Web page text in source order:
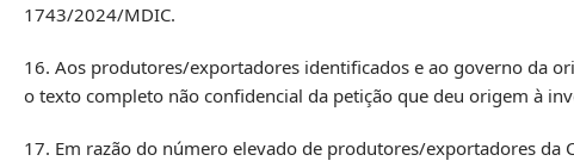
1743/2024/MDIC.
16. Aos produtores/exportadores identificados e ao governo da
o texto completo não confidencial da petição que deu origem à
17. Em razão do número elevado de produtores/exportadores da